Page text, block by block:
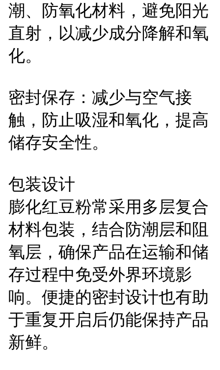
潮、防氧化材料，避免阳光
直射，以减少成分降解和氧
化。
密封保存：减少与空气接
触，防止吸湿和氧化，提高
储存安全性。
包装设计
膨化红豆粉常采用多层复合
材料包装，结合防潮层和阻
氧层，确保产品在运输和储
存过程中免受外界环境影
响。便捷的密封设计也有助
于重复开启后仍能保持产品
新鲜。